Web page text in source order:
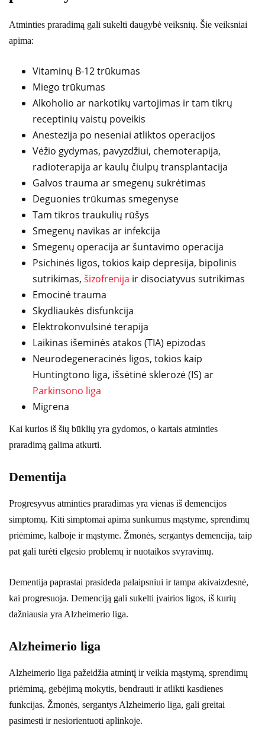
Atminties praradimą gali sukelti daugybė veiksnių. Šie veiksniai
apima:
Vitaminų B-12 trūkumas
Miego trūkumas
Alkoholio ar narkotikų vartojimas ir tam tikrų
receptinių vaistų poveikis
Anestezija po neseniai atliktos operacijos
Vėžio gydymas, pavyzdžiui, chemoterapija,
radioterapija ar kaulų čiulpų transplantacija
Galvos trauma ar smegenų sukrėtimas
Deguonies trūkumas smegenyse
Tam tikros traukulių rūšys
Smegenų navikas ar infekcija
Smegenų operacija ar šuntavimo operacija
Psichinės ligos, tokios kaip depresija, bipolinis
sutrikimas, šizofrenija ir disociatyvus sutrikimas
Emocinė trauma
Skydliaukės disfunkcija
Elektrokonvulsinė terapija
Laikinas išeminės atakos (TIA) epizodas
Neurodegeneracinės ligos, tokios kaip
Huntingtono liga, išsėtinė sklerozė (IS) ar
Parkinsono liga
Migrena
Kai kurios iš šių būklių yra gydomos, o kartais atminties
praradimą galima atkurti.
Dementija
Progresyvus atminties praradimas yra vienas iš demencijos
simptomų. Kiti simptomai apima sunkumus mąstyme, sprendimų
priėmime, kalboje ir mąstyme. Žmonės, sergantys demencija, taip
pat gali turėti elgesio problemų ir nuotaikos svyravimų.
Dementija paprastai prasideda palaipsniui ir tampa akivaizdesnė,
kai progresuoja. Demenciją gali sukelti įvairios ligos, iš kurių
dažniausia yra Alzheimerio liga.
Alzheimerio liga
Alzheimerio liga pažeidžia atmintį ir veikia mąstymą, sprendimų
priėmimą, gebėjimą mokytis, bendrauti ir atlikti kasdienes
funkcijas. Žmonės, sergantys Alzheimerio liga, gali greitai
pasimesti ir nesiorientuoti aplinkoje.